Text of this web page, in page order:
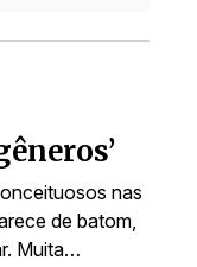
nas
de batom,
Muita…